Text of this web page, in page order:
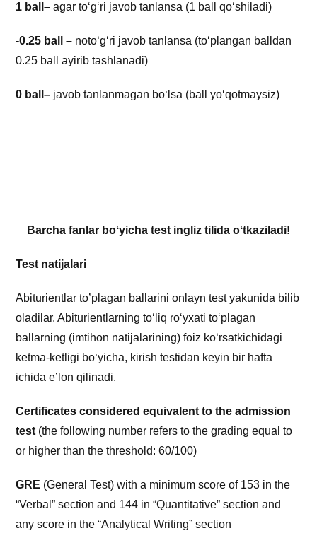
1 ball–agar toʻgʻri javob tanlansa (1 ball qoʻshiladi)
-0.25 ball – notoʻgʻri javob tanlansa (toʻplangan balldan
0.25 ball ayirib tashlanadi)
0 ball– javob tanlanmagan boʻlsa (ball yoʻqotmaysiz)
Barcha fanlar boʻyicha test ingliz tilida oʻtkaziladi!
Test natijalari
Abiturientlar to’plagan ballarini onlayn test yakunida bilib
oladilar. Abiturientlarning toʻliq roʻyxati toʻplagan
ballarning (imtihon natijalarining) foiz koʻrsatkichidagi
ketma-ketligi boʻyicha, kirish testidan keyin bir hafta
ichida e’lon qilinadi.
Certificates considered equivalent to the admission
test (the following number refers to the grading equal to
or higher than the threshold: 60/100)
GRE (General Test) with a minimum score of 153 in the
“Verbal” section and 144 in “Quantitative” section and
any score in the “Analytical Writing” section